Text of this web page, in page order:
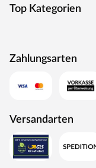
Top Kategorien
Zahlungsarten
Versandarten